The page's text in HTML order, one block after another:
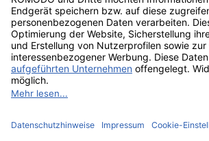
Schnelle Lieferzeiten
Käuferschutz
Datenschutz
SSL-Verschlüsselung